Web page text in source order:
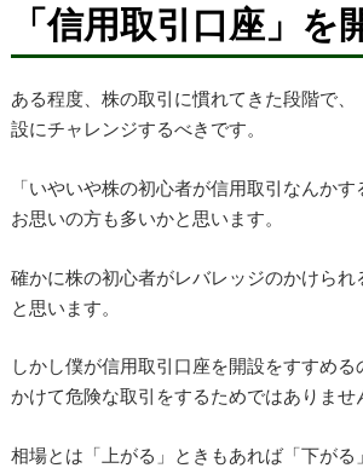
「信用取引口座」を
ある程度、株の取引に慣れてきた段階で
設にチャレンジするべきです。
「いやいや株の初心者が信用取引なんか
お思いの方も多いかと思います。
確かに株の初心者がレバレッジのかけられ
と思います。
しかし僕が信用取引口座を開設をすすめ
かけて危険な取引をするためではありませ
相場とは「上がる」ときもあれば「下がる